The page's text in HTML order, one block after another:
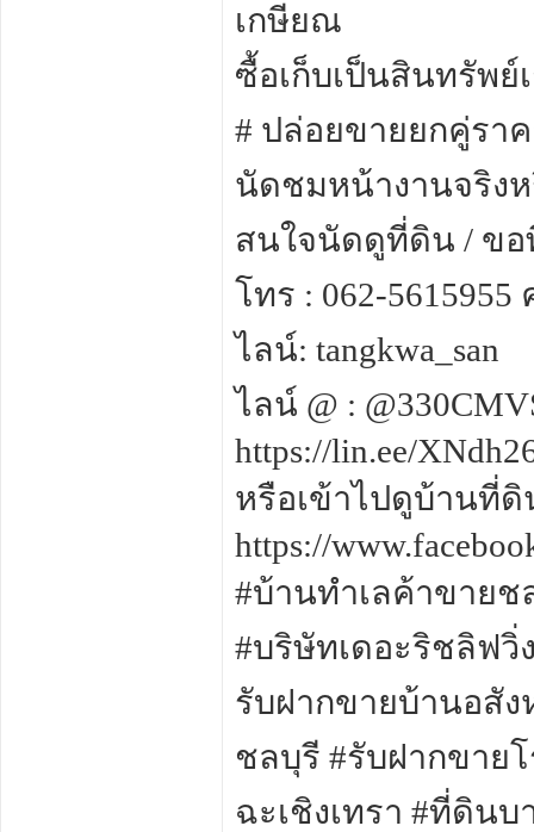
เกษียณ
ซื้อเก็บเป็นสินทรัพย์
# ปล่อยขายยกคู่รา
นัดชมหน้างานจริง
สนใจนัดดูที่ดิน / ขอ
โทร : 062-
ไลน์: tangkwa_san
ไลน์ @ :
https://lin.ee/
หรือเข้าไปดูบ้านที่ดิ
https://
#บ้านทำเลค้าขาย
#บริษัทเดอะริชลิฟวิ่
รับฝากขายบ้านอสั
ชลบุรี #รับฝากขาย
ฉะเชิงเทรา #ที่ดิน